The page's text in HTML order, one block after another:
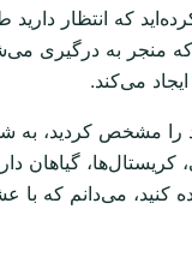
که انتظار
که منجر به درگیری
می‌کند.
را مشخص کردید،
گیاهان
کنید، می‌دانم